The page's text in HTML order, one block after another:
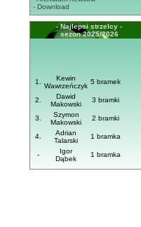
- Download
- Najlepsi strzelcy -
sezon 2025/2026
1.
Kewin
Wawrzeńczyk
5 bramek
2.
Dawid
Makowski
3 bramki
3.
Szymon
Makowski
2 bramki
4.
Adrian
Talarski
1 bramka
-
Igor
Dąbek
1 bramka